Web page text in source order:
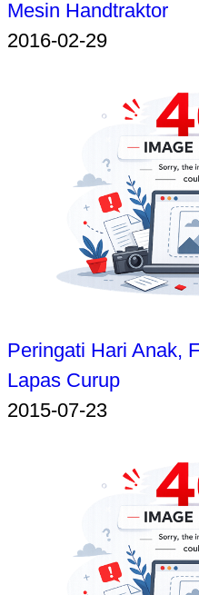
Mesin Handtraktor
2016-02-29
Peringati Hari Anak,
Lapas Curup
2015-07-23